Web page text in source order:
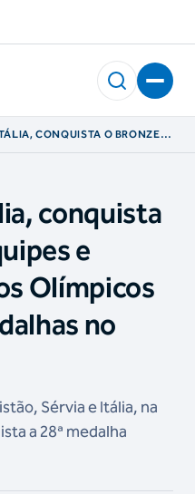
CONQUISTA O BRONZE
conquista
e
Olímpicos
no
Sérvia e Itália, na
a 28ª medalha